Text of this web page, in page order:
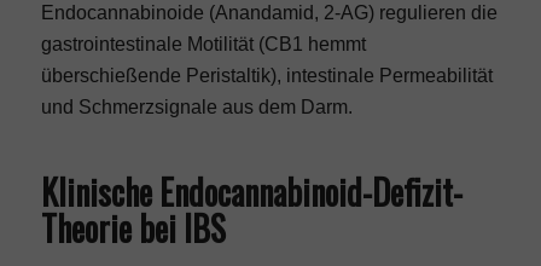
Endocannabinoide (Anandamid, 2-AG) regulieren die
gastrointestinale Motilität (CB1 hemmt
überschießende Peristaltik), intestinale Permeabilität
und Schmerzsignale aus dem Darm.
Klinische Endocannabinoid-Defizit-
Theorie bei IBS